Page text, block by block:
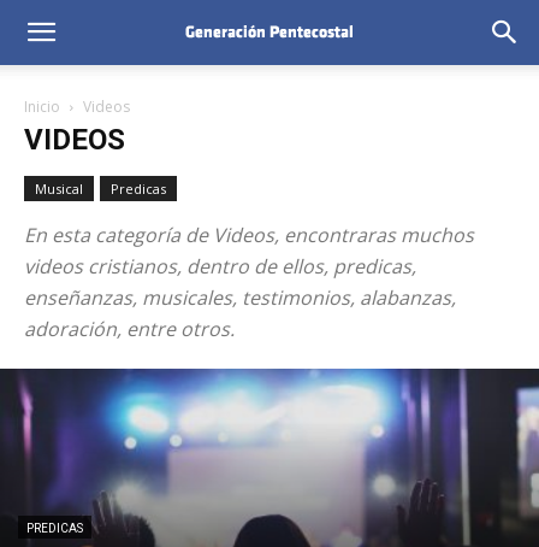
Inicio Videos
VIDEOS
Musical Predicas
En esta categoría de Videos, encontraras muchos
videos cristianos, dentro de ellos, predicas,
enseñanzas, musicales, testimonios, alabanzas,
adoración, entre otros.
PREDICAS